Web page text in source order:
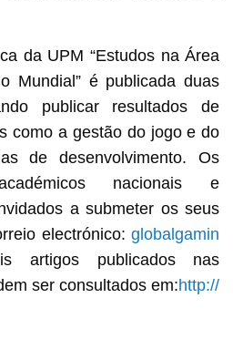
da UPM “Estudos na Área
Mundial” é publicada duas
publicar resultados de
como a gestão do jogo e do
de desenvolvimento. Os
nacionais e
a submeter os seus
electrónico:globalgamin
artigos publicados nas
ser consultados em:http://